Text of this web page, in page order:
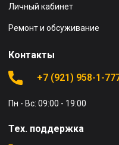
Личный кабинет
Ремонт и обсуживание
Контакты
+7 (921) 958-1-
Пн - Вс: 09:00 - 19:00
Тех. поддержка